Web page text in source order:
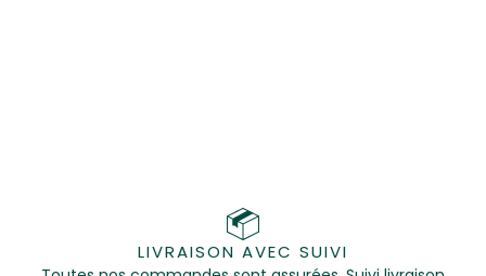
LIVRAISON AVEC SUIVI